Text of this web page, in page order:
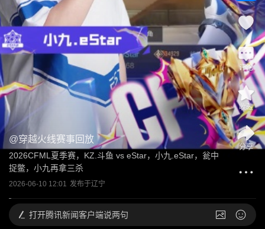
@穿越火线赛事回放
2026CFML夏季赛，KZ.斗鱼 vs eStar，小九.eStar，瓮中
捉鳖，小九再拿三杀
2026-06-10 12:01 发布于辽宁
评论
收藏
分享
打开腾讯新闻客户端说两句